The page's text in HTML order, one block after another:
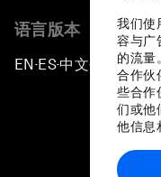
我们使
容与广
的流量
合作伙
些合作
们或他
他信息
语言版本
EN ▪ES▪中文▪ 日本語